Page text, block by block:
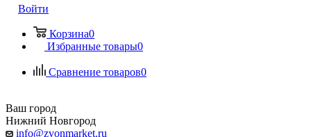
Войти
Корзина0
Избранные товары0
Сравнение товаров0
Ваш город
Нижний Новгород
info@zvonmarket.ru